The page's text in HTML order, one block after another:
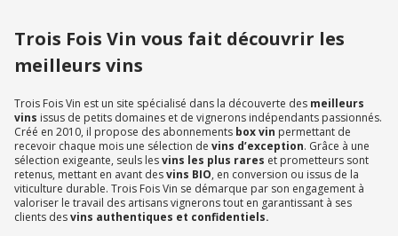
Trois Fois Vin vous fait découvrir les
meilleurs vins
Trois Fois Vin est un site spécialisé dans la découverte des meilleurs
vins issus de petits domaines et de vignerons indépendants passionnés.
Créé en 2010, il propose des abonnements box vin permettant de
recevoir chaque mois une sélection de vins d’exception. Grâce à une
sélection exigeante, seuls lesvins les plus rares et prometteurs sont
retenus, mettant en avant desvins BIO, en conversion ou issus de la
viticulture durable. Trois Fois Vin se démarque par son engagement à
valoriser le travail des artisans vignerons tout en garantissant à ses
clients desvins authentiques et confidentiels.